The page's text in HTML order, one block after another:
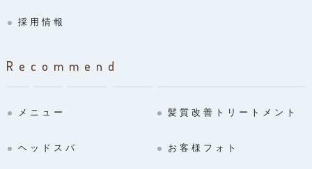
採用情報
Recommend
メニュー 髪質改善トリートメント
ヘッドスパ お客様フォト